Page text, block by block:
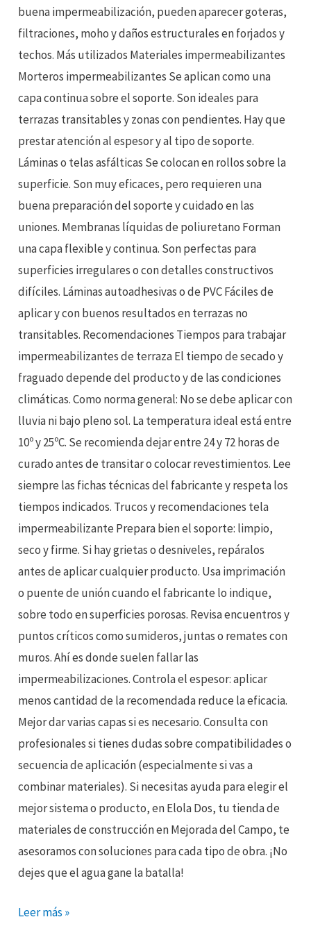
buena impermeabilización, pueden aparecer goteras,
filtraciones, moho y daños estructurales en forjados y
techos. Más utilizados Materiales impermeabilizantes
Morteros impermeabilizantes Se aplican como una
capa continua sobre el soporte. Son ideales para
terrazas transitables y zonas con pendientes. Hay que
prestar atención al espesor y al tipo de soporte.
Láminas o telas asfálticas Se colocan en rollos sobre la
superficie. Son muy eficaces, pero requieren una
buena preparación del soporte y cuidado en las
uniones. Membranas líquidas de poliuretano Forman
una capa flexible y continua. Son perfectas para
superficies irregulares o con detalles constructivos
difíciles. Láminas autoadhesivas o de PVC Fáciles de
aplicar y con buenos resultados en terrazas no
transitables. Recomendaciones Tiempos para trabajar
impermeabilizantes de terraza El tiempo de secado y
fraguado depende del producto y de las condiciones
climáticas. Como norma general: No se debe aplicar con
lluvia ni bajo pleno sol. La temperatura ideal está entre
10º y 25ºC. Se recomienda dejar entre 24 y 72 horas de
curado antes de transitar o colocar revestimientos. Lee
siempre las fichas técnicas del fabricante y respeta los
tiempos indicados. Trucos y recomendaciones tela
impermeabilizante Prepara bien el soporte: limpio,
seco y firme. Si hay grietas o desniveles, repáralos
antes de aplicar cualquier producto. Usa imprimación
o puente de unión cuando el fabricante lo indique,
sobre todo en superficies porosas. Revisa encuentros y
puntos críticos como sumideros, juntas o remates con
muros. Ahí es donde suelen fallar las
impermeabilizaciones. Controla el espesor: aplicar
menos cantidad de la recomendada reduce la eficacia.
Mejor dar varias capas si es necesario. Consulta con
profesionales si tienes dudas sobre compatibilidades o
secuencia de aplicación (especialmente si vas a
combinar materiales). Si necesitas ayuda para elegir el
mejor sistema o producto, en Elola Dos, tu tienda de
materiales de construcción en Mejorada del Campo, te
asesoramos con soluciones para cada tipo de obra. ¡No
dejes que el agua gane la batalla!
Leer más »